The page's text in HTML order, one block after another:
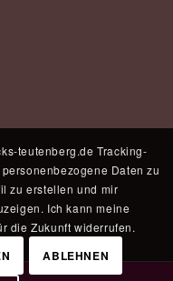
teutenberg.de Tracking-
Daten zu
zu erstellen und mir
Ich kann meine
die Zukunft widerrufen.
ABLEHNEN